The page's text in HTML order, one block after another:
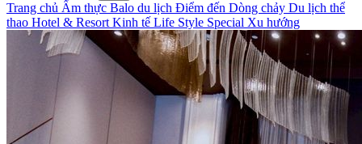
Trang chủ Ẩm thực Balo du lịch Điểm đến Dòng chảy Du lịch thể
thao Hotel & Resort Kinh tế Life Style Special Xu hướng